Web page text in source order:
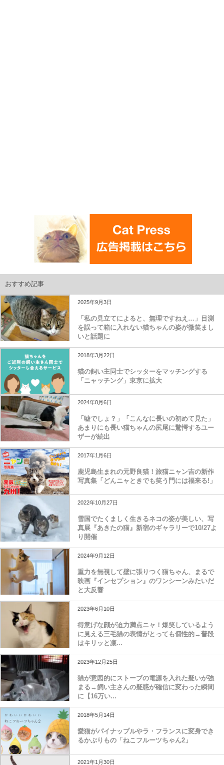
おすすめ記事
2025年9月3日
「私の見立てによると、無理ですねえ…」目測
を誤って箱に入れない猫ちゃんの姿が微笑まし
いと話題に
2018年3月22日
猫の飼い主同士でシッターをマッチングする
「ニャッチング」東京に拡大
2024年8月6日
「嘘でしょ？」「こんなに長いの初めて見た」
あまりにも長い猫ちゃんの尻尾に驚愕するユー
ザーが続出
2017年1月6日
鹿児島生まれの元野良猫！旅猫ニャン吉の新作
写真集「どんニャときでも笑う門には福来る!」
2022年10月27日
雪国でたくましく生きるネコの姿が美しい、写
真展『あきたの猫』新宿のギャラリーで10/27よ
り開催
2024年9月12日
重力を無視して壁に張りつく猫ちゃん、まるで
映画『インセプション』のワンシーンみたいだ
と大反響
2023年6月10日
得意げな顔が迫力満点ニャ！爆笑しているよう
に見える三毛猫の表情がとっても個性的→普段
はキリッと凛...
2023年12月25日
猫が意図的にストーブの電源を入れた疑いが強
まる→飼い主さんの疑惑が確信に変わった瞬間
に【16万い...
2018年5月14日
愛猫がパイナップルやラ・フランスに変身でき
るかぶりもの「ねこフルーツちゃん2」
2021年1月30日